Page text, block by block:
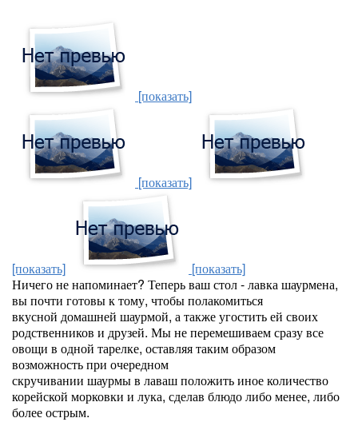
[показать]
[показать]
[показать]
[показать]
Ничего не напоминает? Теперь ваш стол - лавка шаурмена,
вы почти готовы к тому, чтобы полакомиться
вкусной домашней шаурмой, а также угостить ей своих
родственников и друзей. Мы не перемешиваем сразу все
овощи в одной тарелке, оставляя таким образом
возможность при очередном
скручивании шаурмы в лаваш положить иное количество
корейской морковки и лука, сделав блюдо либо менее, либо
более острым.